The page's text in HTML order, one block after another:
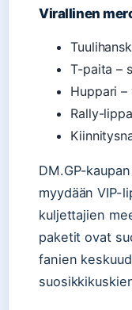
Virallinen
T-paita –
Huppari
Rally-
DM.GP-
myydään VIP-
kuljettajien
paketit ovat
fanien